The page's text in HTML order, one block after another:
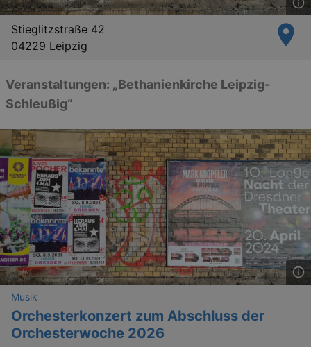
Stieglitzstraße 42
04229 Leipzig
Veranstaltungen: „Bethanienkirche Leipzig-
Schleußig“
Musik
Orchesterkonzert zum Abschluss der
Orchesterwoche 2026